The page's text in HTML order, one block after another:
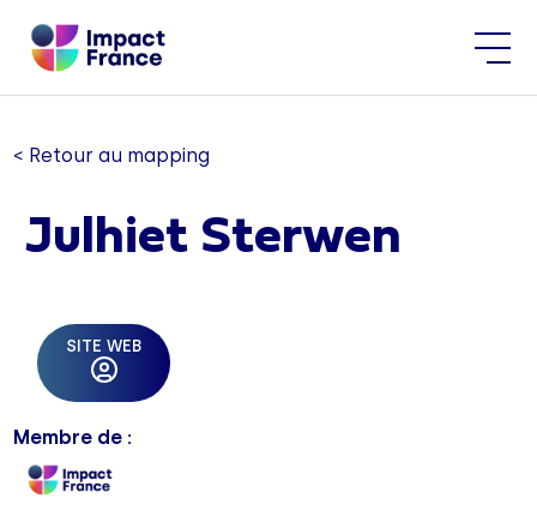
< Retour au mapping
Julhiet Sterwen
SITE WEB
Membre de :